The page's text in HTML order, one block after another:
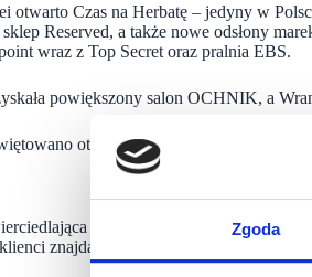
Zgoda
otwarto Czas na Herbatę – jedyny w
Reserved, a także nowe odsłony
wraz z Top Secret oraz pralnia EBS.
powiększony salon OCHNIK, a
otwarcie Sinsay i Ale Animale,
strategię galerii
znajdą dopasowaną do potrzeb